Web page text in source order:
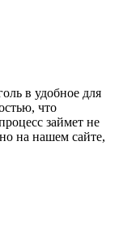
в удобное для
что
займет не
на нашем сайте,